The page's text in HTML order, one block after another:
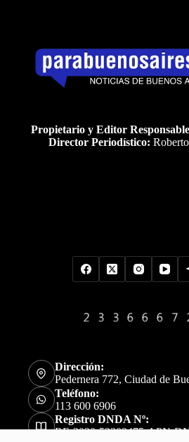
Propietario y Editor
Director Periodístico:
Dirección:
Pedernera 772, Ciudad de
Teléfono:
113 600 6906
Registro DNDA Nº:
RE-2020-52309475-APN-